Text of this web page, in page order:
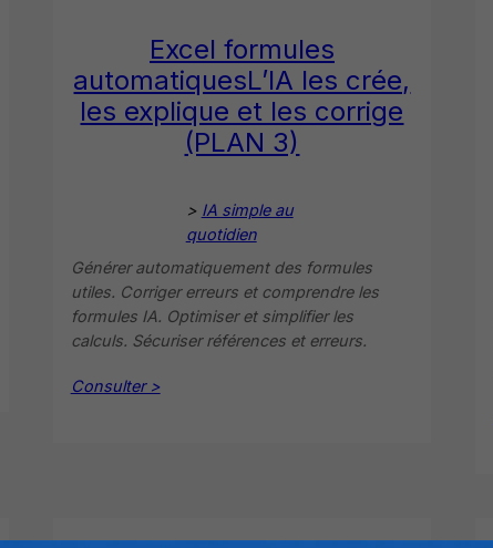
Excel formules
automatiquesL’IA les crée,
les explique et les corrige
(PLAN 3)
> IA simple au
quotidien
Générer automatiquement des formules
utiles. Corriger erreurs et comprendre les
formules IA. Optimiser et simplifier les
calculs. Sécuriser références et erreurs.
Consulter >